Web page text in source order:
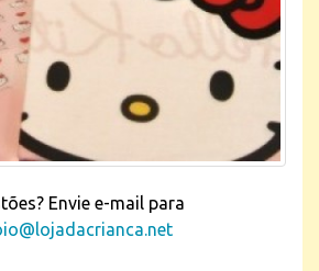
Envie e-mail para